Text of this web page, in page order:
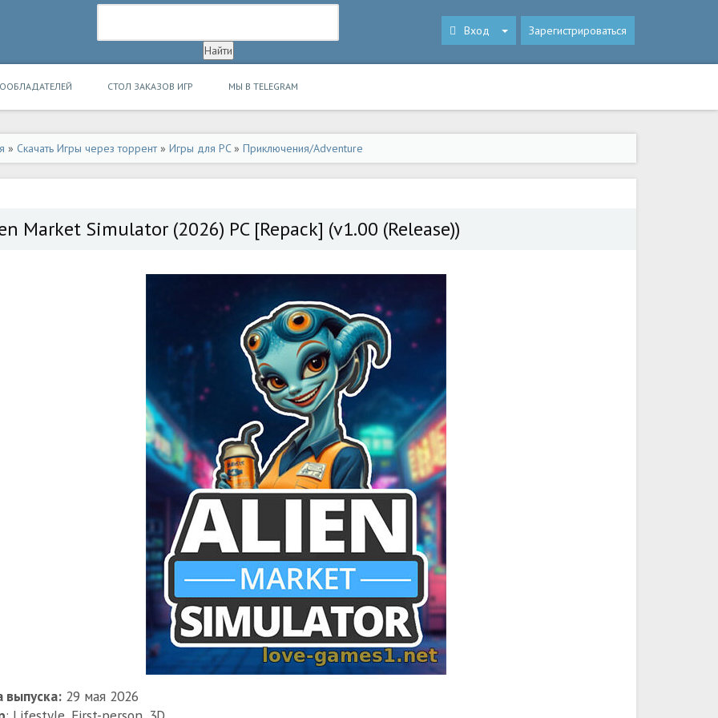
Вход Зарегистрироваться
СТОЛ ЗАКАЗОВ ИГР МЫ В TELEGRAM
» Скачать Игры через торрент» Игры для PC» Приключения/Adventure
Market Simulator (2026) PC [Repack] (v1.00 (Release))
выпуска: 29 мая 2026